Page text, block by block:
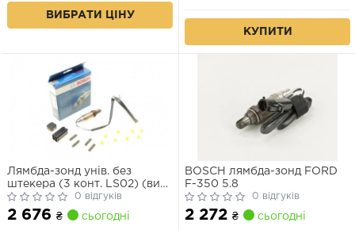
ВИБРАТИ ЦІНУ
КУПИТИ
Лямбда-зонд унів. без
штекера (3 конт. LS02) (вир-
во Bosch)
0 відгуків
2 676 ₴ сьогодні
BOSCH лямбда-зонд FORD
F-350 5.8
0 відгуків
2 272 ₴ сьогодні